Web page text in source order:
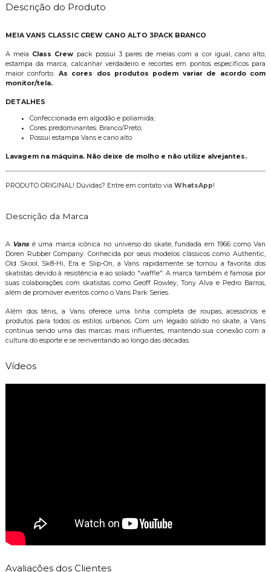
Descrição do Produto
MEIA VANS CLASSIC CREW CANO ALTO 3PACK BRANCO
A meia Class Crew pack possui 3 pares de meias com a cor igual, cano alto,
estampa da marca, calcanhar verdadeiro e recortes em pontos específicos para
maior conforto. As cores dos produtos podem variar de acordo com
monitor/tela.
DETALHES
Confeccionada em algodão e poliamida;
Cores predominantes: Branco/Preto;
Possui estampa Vans e cano alto.
Lavagem na máquina. Não deixe de molho e não utilize alvejantes.
PRODUTO ORIGINAL! Dúvidas? Entre em contato via WhatsApp!
Descrição da Marca
A Vansé uma marca icônica no universo do skate, fundada em 1966 como Van
Doren Rubber Company. Conhecida por seus modelos clássicos como Authentic,
Old Skool, Sk8-Hi, Era e Slip-On, a Vans rapidamente se tornou a favorita dos
skatistas devido à resistência e ao solado "waffle". A marca também é famosa por
suas colaborações com skatistas como Geoff Rowley, Tony Alva e Pedro Barros,
além de promover eventos como o Vans Park Series.
Além dos tênis, a Vans oferece uma linha completa de roupas, acessórios e
produtos para todos os estilos urbanos. Com um legado sólido no skate, a Vans
continua sendo uma das marcas mais influentes, mantendo sua conexão com a
cultura do esporte e se reinventando ao longo das décadas.
Vídeos
Avaliações dos Clientes